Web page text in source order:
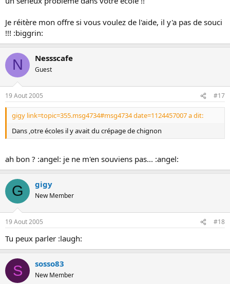
Je réitère mon offre si vous voulez de l'aide, il y'a pas de souci
!!! :biggrin:
N Nessscafe
Guest
19 Aout 2005 #17
gigy link=topic=355.msg4734#msg4734 date=1124457007 a dit:
Dans ,otre écoles il y avait du crépage de chignon
ah bon ? :angel: je ne m'en souviens pas... :angel:
G gigy
New Member
19 Aout 2005 #18
Tu peux parler :laugh:
S sosso83
New Member